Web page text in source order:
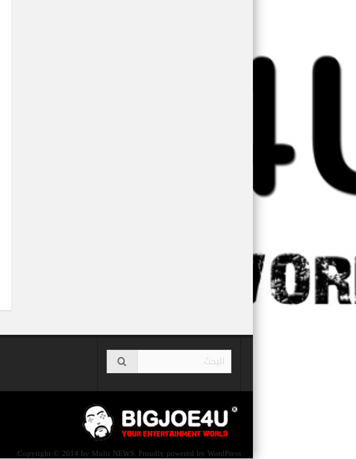
Copyright © 2014 by Multi NEWS. Proudly powered by WordPress.